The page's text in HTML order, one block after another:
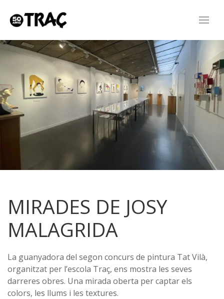
MIRADES DE JOSY
MALAGRIDA
La guanyadora del segon concurs de pintura Tat Vilà,
organitzat per l’escola Traç, ens mostra les seves
darreres obres. Una mirada oberta per captar els
colors, les llums i les textures.